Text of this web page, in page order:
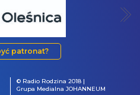
patronat?
© Radio Rodzina 2018 |
Grupa Medialna JOHANNEUM